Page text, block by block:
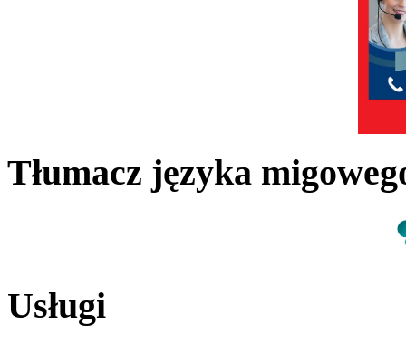
Tłumacz języka
Usługi